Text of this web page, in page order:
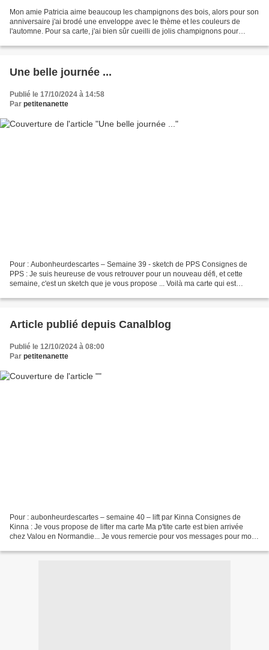
Mon amie Patricia aime beaucoup les champignons des bois, alors pour son
anniversaire j'ai brodé une enveloppe avec le thème et les couleurs de
l'automne. Pour sa carte, j'ai bien sûr cueilli de jolis champignons pour
Une belle journée ...
Publié le 17/10/2024 à 14:58
Par petitenanette
Pour : Aubonheurdescartes – Semaine 39 - sketch de PPS Consignes de
PPS : Je suis heureuse de vous retrouver pour un nouveau défi, et cette
semaine, c'est un sketch que je vous propose ... Voilà ma carte qui est
Article publié depuis Canalblog
Publié le 12/10/2024 à 08:00
Par petitenanette
Pour : aubonheurdescartes – semaine 40 – lift par Kinna Consignes de
Kinna : Je vous propose de lifter ma carte Ma p'tite carte est bien arrivée
chez Valou en Normandie... Je vous remercie pour vos messages pour mon